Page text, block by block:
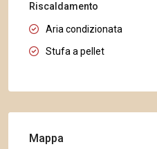
Riscaldamento
Aria condizionata
Stufa a pellet
Mappa